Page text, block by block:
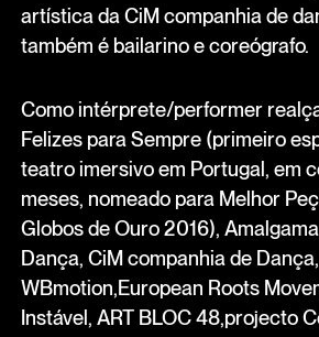
artística da CiM companhia de
também é bailarino e coreógrafo.
Como intérprete/performer
Felizes para Sempre (primeiro
teatro imersivo em Portugal, em
meses, nomeado para Melhor
Globos de Ouro 2016),
Dança, CiM companhia de
WBmotion,European Roots
Instável, ART BLOC 48,projecto